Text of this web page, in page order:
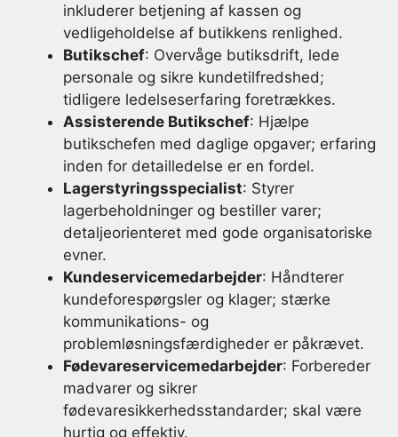
inkluderer betjening af kassen og
vedligeholdelse af butikkens renlighed.
Butikschef: Overvåge butiksdrift, lede
personale og sikre kundetilfredshed;
tidligere ledelseserfaring foretrækkes.
Assisterende Butikschef: Hjælpe
butikschefen med daglige opgaver; erfaring
inden for detailledelse er en fordel.
Lagerstyringsspecialist: Styrer
lagerbeholdninger og bestiller varer;
detaljeorienteret med gode organisatoriske
evner.
Kundeservicemedarbejder: Håndterer
kundeforespørgsler og klager; stærke
kommunikations- og
problemløsningsfærdigheder er påkrævet.
Fødevareservicemedarbejder: Forbereder
madvarer og sikrer
fødevaresikkerhedsstandarder; skal være
hurtig og effektiv.